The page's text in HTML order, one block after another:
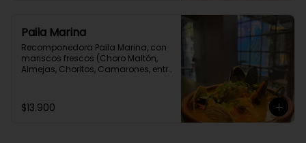
Paila Marina
Recomponedora Paila Marina, con
mariscos frescos (Choro Maltón,
Almejas, Choritos, Camarones, entre
$13.900